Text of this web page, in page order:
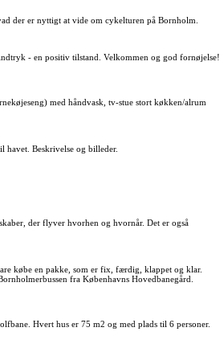
der er nyttigt at vide om cykelturen på Bornholm.
- en positiv tilstand. Velkommen og god fornøjelse!
med håndvask, tv-stue stort køkken/alrum
havet. Beskrivelse og billeder.
der flyver hvorhen og hvornår. Det er også
købe en pakke, som er fix, færdig, klappet og klar.
fra Københavns Hovedbanegård.
Hvert hus er 75 m2 og med plads til 6 personer.